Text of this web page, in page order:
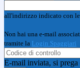
all'indirizzo indicato con
Non hai una e-mail
tramite la Login Spaggiari
E-mail inviata, si